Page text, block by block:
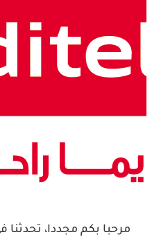
مرحبا بكم مجددا،